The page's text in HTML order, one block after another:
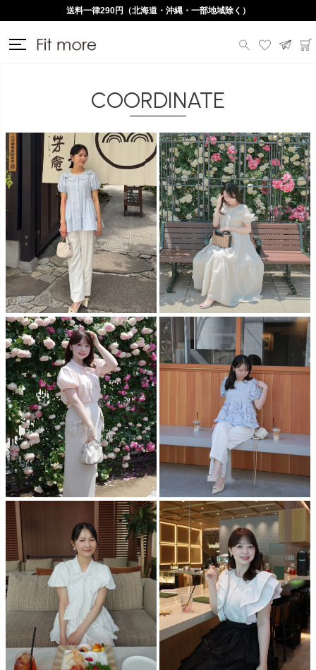
Lineお友だち登録で500円OFFクーポンプレゼント♪
送料一律290円（北海道・沖縄・一部地域除く）
COORDINATE